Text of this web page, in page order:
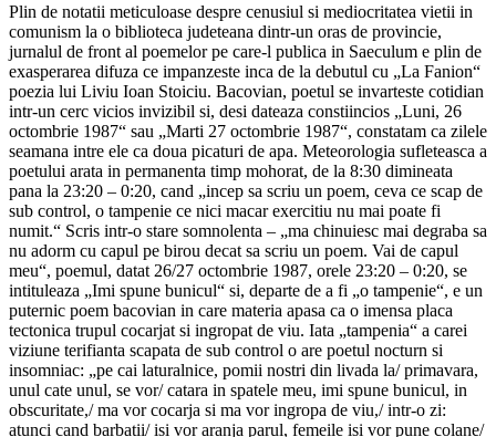
Plin de notatii meticuloase despre cenusiul si mediocritatea vietii in
comunism la o biblioteca judeteana dintr-un oras de provincie,
jurnalul de front al poemelor pe care-l publica in Saeculum e plin de
exasperarea difuza ce impanzeste inca de la debutul cu „La Fanion“
poezia lui Liviu Ioan Stoiciu. Bacovian, poetul se invarteste cotidian
intr-un cerc vicios invizibil si, desi dateaza constiincios „Luni, 26
octombrie 1987“ sau „Marti 27 octombrie 1987“, constatam ca zilele
seamana intre ele ca doua picaturi de apa. Meteorologia sufleteasca a
poetului arata in permanenta timp mohorat, de la 8:30 dimineata
pana la 23:20 – 0:20, cand „incep sa scriu un poem, ceva ce scap de
sub control, o tampenie ce nici macar exercitiu nu mai poate fi
numit.“ Scris intr-o stare somnolenta – „ma chinuiesc mai degraba sa
nu adorm cu capul pe birou decat sa scriu un poem. Vai de capul
meu“, poemul, datat 26/27 octombrie 1987, orele 23:20 – 0:20, se
intituleaza „Imi spune bunicul“ si, departe de a fi „o tampenie“, e un
puternic poem bacovian in care materia apasa ca o imensa placa
tectonica trupul cocarjat si ingropat de viu. Iata „tampenia“ a carei
viziune terifianta scapata de sub control o are poetul nocturn si
insomniac: „pe cai laturalnice, pomii nostri din livada la/ primavara,
unul cate unul, se vor/ catara in spatele meu, imi spune bunicul, in
obscuritate,/ ma vor cocarja si ma vor ingropa de viu,/ intr-o zi:
atunci cand barbatii/ isi vor aranja parul, femeile isi vor pune colane/